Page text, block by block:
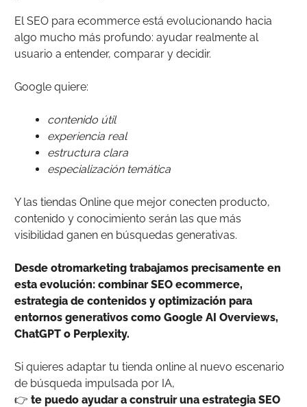
El SEO para ecommerce está evolucionando hacia
algo mucho más profundo: ayudar realmente al
usuario a entender, comparar y decidir.
Google quiere:
contenido útil
experiencia real
estructura clara
especialización temática
Y las tiendas Online que mejor conecten producto,
contenido y conocimiento serán las que más
visibilidad ganen en búsquedas generativas.
Desde otromarketing trabajamos precisamente en
esta evolución: combinar SEO ecommerce,
estrategia de contenidos y optimización para
entornos generativos como Google AI Overviews,
ChatGPT o Perplexity.
Si quieres adaptar tu tienda online al nuevo escenario
de búsqueda impulsada por IA,
👉 te puedo ayudar a construir una estrategia SEO